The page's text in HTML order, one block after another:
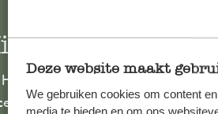
Deze website maakt
We gebruiken cookies om content
brauchen, wenden
Oder lesen Sie hier